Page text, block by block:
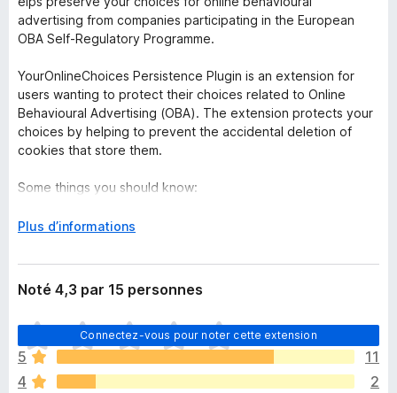
advertising from companies participating in the European
OBA Self-Regulatory Programme.
YourOnlineChoices Persistence Plugin is an extension for
users wanting to protect their choices related to Online
Behavioural Advertising (OBA). The extension protects your
choices by helping to prevent the accidental deletion of
cookies that store them.
Some things you should know:
* YourOnlineChoices Persistence Plugin applies only to the
-http://www.youronlinechoices.com/uk/your-ad-choices).
Once you install this extension, you may still receive online
advertising from participating companies, and the Web sites
* As more companies join the European OBA Self-Regulatory
D
v
e
l
p
e
Plus d’informations
Noté 4,3 par 15 personnes
Connectez-vous pour noter cette extension
I
l
n
’
5
11
4
2